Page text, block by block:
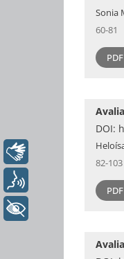
Sonia
60-81
PDF
DOI:
82-103
PDF